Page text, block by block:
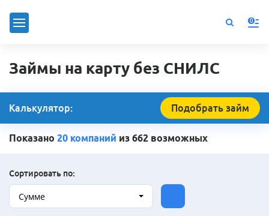
0
Займы на карту без СНИЛС
Калькулятор: Подобрать займ
Показано 20 компаний из 662 возможных
Сортировать по:
Сумме